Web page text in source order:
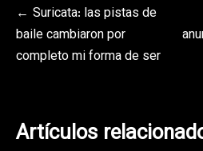
Navegación
de
Suricata: las pistas de
baile cambiaron por
completo mi forma de ser
Artículos